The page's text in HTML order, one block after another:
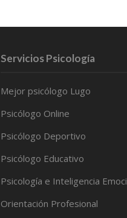
Servicios Psicología
Mejor psicólogo Lugo
Psicólogo Online
Psicólogo Deportivo
Psicólogo Educativo
Psicología e Inteligencia
Orientación Profesional